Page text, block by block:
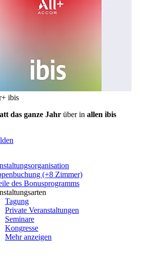
ibis
das ganze Jahr über in allen ibis
(+8 Zimmer)
des Bonusprogramms
Tagung
Private Veranstaltungen
Seminare
Kongresse
Mehr anzeigen